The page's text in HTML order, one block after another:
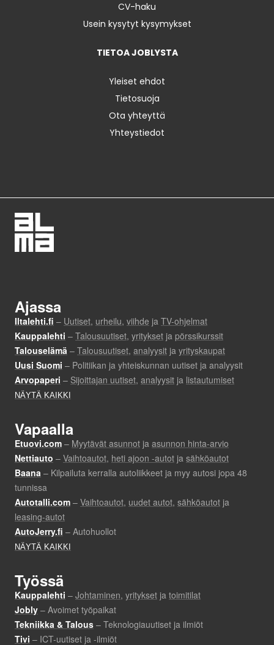
CV-haku
Usein kysytyt kysymykset
TIETOA JOBLYSTA
Yleiset ehdot
Tietosuoja
Ota yhteyttä
Yhteystiedot